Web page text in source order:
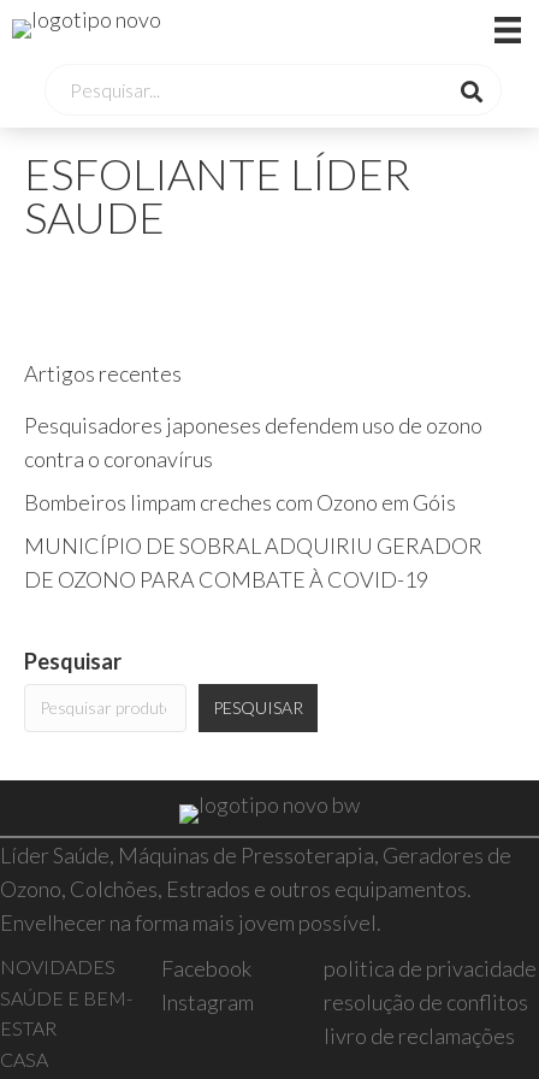
ESFOLIANTE LÍDER
SAUDE
Artigos recentes
Pesquisadores japoneses defendem uso de ozono
contra o coronavírus
Bombeiros limpam creches com Ozono em Góis
MUNICÍPIO DE SOBRAL ADQUIRIU GERADOR
DE OZONO PARA COMBATE À COVID-19
Pesquisar
PESQUISAR
Líder Saúde, Máquinas de Pressoterapia, Geradores de
Ozono, Colchões, Estrados e outros equipamentos.
Envelhecer na forma mais jovem possível.
NOVIDADES
SAÚDE E BEM-
ESTAR
CASA
Facebook
Instagram
politica de privacidade
resolução de conflitos
livro de reclamações